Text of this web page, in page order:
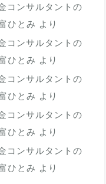
コンサルタントの
ひとみ より
コンサルタントの
ひとみ より
コンサルタントの
ひとみ より
コンサルタントの
ひとみ より
コンサルタントの
ひとみ より